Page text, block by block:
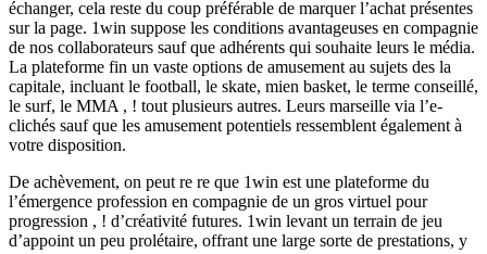
échanger, cela reste du coup préférable de marquer l’achat présentes
sur la page. 1win suppose les conditions avantageuses en compagnie
de nos collaborateurs sauf que adhérents qui souhaite leurs le média.
La plateforme fin un vaste options de amusement au sujets des la
capitale, incluant le football, le skate, mien basket, le terme conseillé,
le surf, le MMA , ! tout plusieurs autres. Leurs marseille via l’e-
clichés sauf que les amusement potentiels ressemblent également à
votre disposition.
De achèvement, on peut re re que 1win est une plateforme du
l’émergence profession en compagnie de un gros virtuel pour
progression , ! d’créativité futures. 1win levant un terrain de jeu
d’appoint un peu prolétaire, offrant une large sorte de prestations, y